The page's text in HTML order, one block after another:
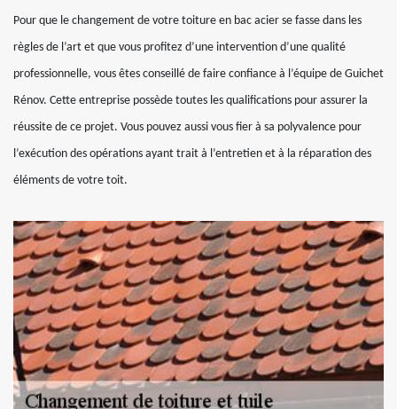
Pour que le changement de votre toiture en bac acier se fasse dans les
règles de l’art et que vous profitez d’une intervention d’une qualité
professionnelle, vous êtes conseillé de faire confiance à l’équipe de Guichet
Rénov. Cette entreprise possède toutes les qualifications pour assurer la
réussite de ce projet. Vous pouvez aussi vous fier à sa polyvalence pour
l’exécution des opérations ayant trait à l’entretien et à la réparation des
éléments de votre toit.